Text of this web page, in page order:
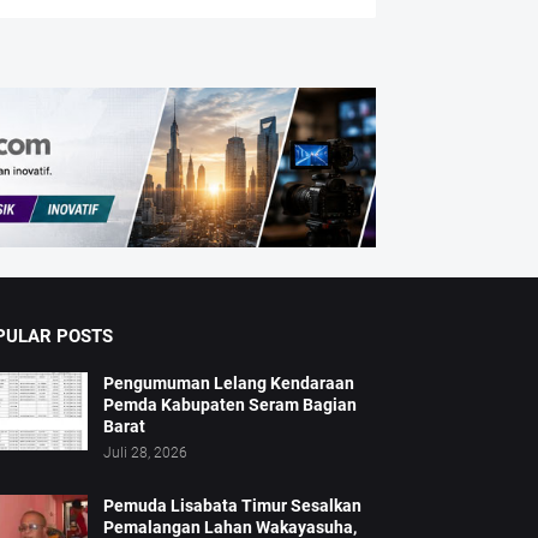
POSTS
Pengumuman Lelang Kendaraan
Pemda Kabupaten Seram Bagian
Barat
Juli 28, 2026
Pemuda Lisabata Timur Sesalkan
Pemalangan Lahan Wakayasuha,